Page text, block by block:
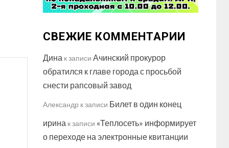
СВЕЖИЕ КОММЕНТАРИИ
Дина к записи Ачинский прокурор
обратился к главе города с просьбой
снести рапсовый завод
Александр к записи Билет в один конец
ирина к записи «Теплосеть» информирует
о переходе на электронные квитанции